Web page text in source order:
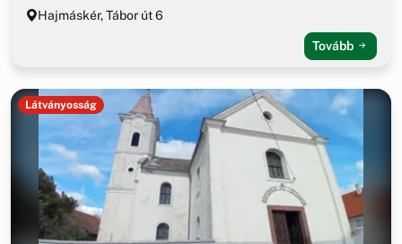
Hajmáskér, Tábor út 6
Tovább
Látványosság